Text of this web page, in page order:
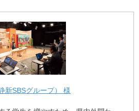
新SBSグループ） 様